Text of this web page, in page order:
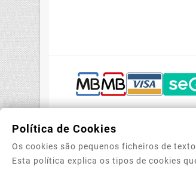
Política de Cookies
Os cookies são pequenos ficheiros de
Esta política explica os tipos de cookies